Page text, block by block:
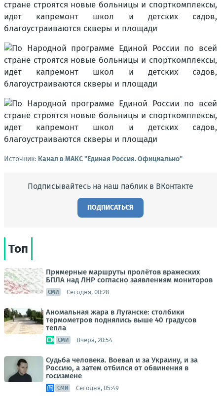
Источник: Канал в МАКС "Единая Россия. Официально"
Подписывайтесь на наш паблик в ВКонтакте
ПОДПИСАТЬСЯ
Топ
Примерные маршруты пролётов вражеских
БПЛА над ЛНР согласно заявлениям мониторов
СМИ Сегодня, 00:28
Аномальная жара в Луганске: столбики
термометров поднялись выше 40 градусов
тепла
СМИ Вчера, 20:54
Судьба человека. Воевал и за Украину, и за
Россию, а затем отбился от обвинения в
госизмене
СМИ Сегодня, 05:49